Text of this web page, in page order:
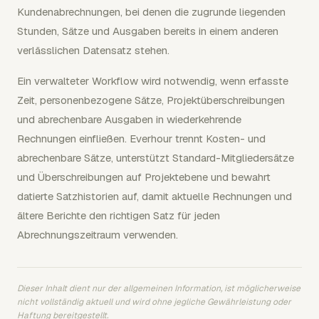
Kundenabrechnungen, bei denen die zugrunde liegenden
Stunden, Sätze und Ausgaben bereits in einem anderen
verlässlichen Datensatz stehen.
Ein verwalteter Workflow wird notwendig, wenn erfasste
Zeit, personenbezogene Sätze, Projektüberschreibungen
und abrechenbare Ausgaben in wiederkehrende
Rechnungen einfließen. Everhour trennt Kosten- und
abrechenbare Sätze, unterstützt Standard-Mitgliedersätze
und Überschreibungen auf Projektebene und bewahrt
datierte Satzhistorien auf, damit aktuelle Rechnungen und
ältere Berichte den richtigen Satz für jeden
Abrechnungszeitraum verwenden.
Dieser Inhalt dient nur der allgemeinen Information, ist möglicherweise
nicht vollständig aktuell und wird ohne jegliche Gewährleistung oder
Haftung bereitgestellt.